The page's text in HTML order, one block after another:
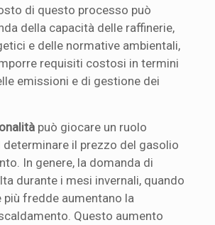
di questo processo può
della capacità delle raffinerie,
e delle normative ambientali,
requisiti costosi in termini
emissioni e di gestione dei
può giocare un ruolo
il prezzo del gasolio
In genere, la domanda di
durante i mesi invernali, quando
più fredde aumentano la
Questo aumento